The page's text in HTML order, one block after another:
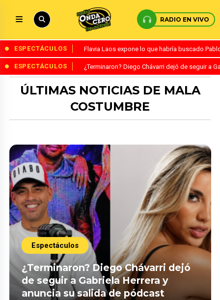
RADIO EN VIVO
ESPECTÁCULOS Flavia Laos expone lo que habría buscado
ESPECTÁCULOS ¿Terminaron? Diego Chávarri dejó de seguir a
ÚLTIMAS NOTICIAS DE MALA
COSTUMBRE
Espectáculos
¿Terminaron? Diego Chávarri dejó
de seguir a Gabriela Herrera y
anuncia su salida de pódcast